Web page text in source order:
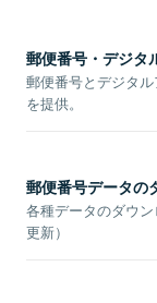
郵便番号・デジタ
郵便番号とデジタ
を提供。
郵便番号データの
各種データのダウ
更新）